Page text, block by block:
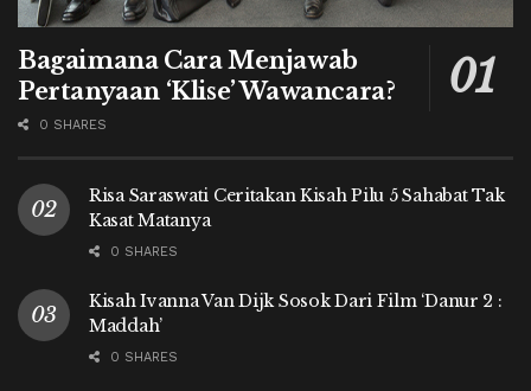
Bagaimana Cara Menjawab
Pertanyaan ‘Klise’ Wawancara?
0 SHARES
Risa Saraswati Ceritakan Kisah Pilu 5 Sahabat Tak
Kasat Matanya
0 SHARES
Kisah Ivanna Van Dijk Sosok Dari Film ‘Danur 2 :
Maddah’
0 SHARES